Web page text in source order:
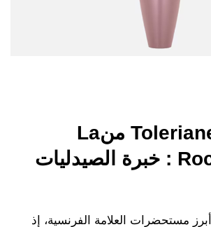
Toleriane Mascara منLa
Roche-Posay : خبرة الصيدليات
مستحضرات العلامة الفرنسية، إذ